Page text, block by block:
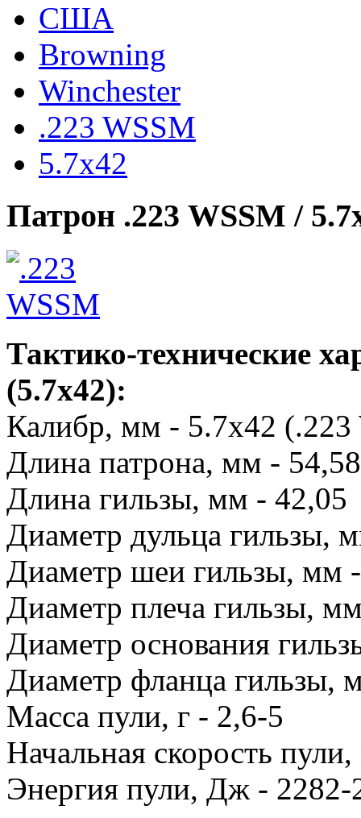
США
Browning
Winchester
.223 WSSM
5.7x42
Патрон .223 WSSM /
Тактико-технические
(5.7x42):
Калибр, мм - 5.7x42 (.223
Длина патрона, мм - 54,58
Длина гильзы, мм - 42,05
Диаметр дульца гильзы,
Диаметр шеи гильзы, мм
Диаметр плеча гильзы,
Диаметр основания
Диаметр фланца гильзы,
Масса пули, г - 2,6-5
Начальная скорость
Энергия пули, Дж - 2282-